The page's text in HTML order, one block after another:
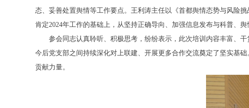
态、妥善处置舆情等工作要点。王利涛主任以《首都舆情态势与风险
肯定2024年工作的基础上，从坚持正确导向、加强信息发布与科普、
参会同志认真聆听、积极思考，纷纷表示，此次培训内容丰富、
今后党支部之间持续深化对上联建、开展更多合作交流奠定了坚实基
贡献力量。